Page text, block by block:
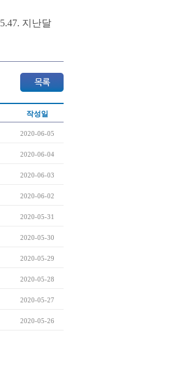
지난달
작성일
2020-06-05
2020-06-04
2020-06-03
2020-06-02
2020-05-31
2020-05-30
2020-05-29
2020-05-28
2020-05-27
2020-05-26